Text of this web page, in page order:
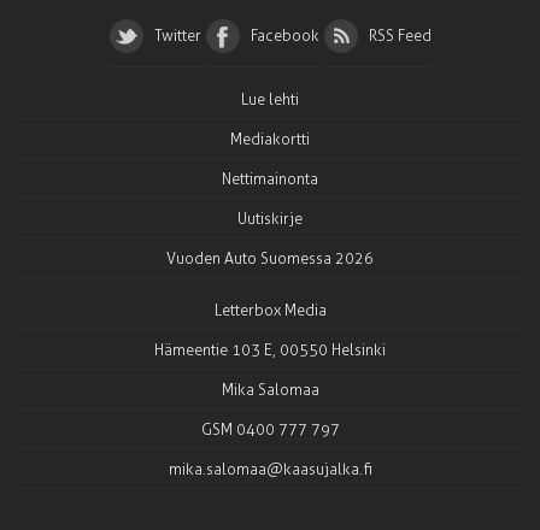
Twitter Facebook RSS Feed
Lue lehti
Mediakortti
Nettimainonta
Uutiskirje
Vuoden Auto Suomessa 2026
Letterbox Media
Hämeentie 103 E, 00550 Helsinki
Mika Salomaa
GSM 0400 777 797
mika.salomaa@kaasujalka.fi